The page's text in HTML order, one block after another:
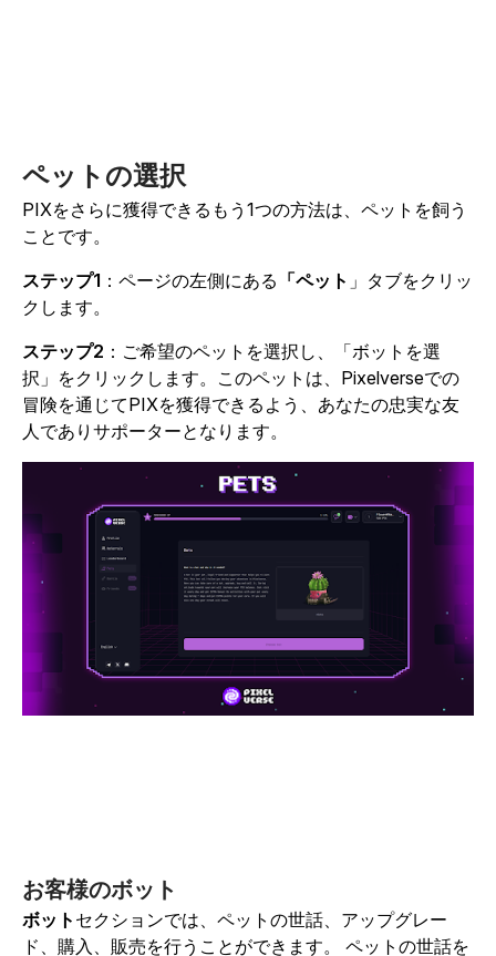
ペットの選択
PIXをさらに獲得できるもう1つの方法は、ペットを飼う
ことです。
ステップ1 ：ページの左側にある 「ペット 」タブをクリッ
クします。
ステップ2 ：ご希望のペットを選択し、「ボットを選
択」をクリックします。このペットは、Pixelverseでの
冒険を通じてPIXを獲得できるよう、あなたの忠実な友
人でありサポーターとなります。
お客様のボット
ボット セクションでは、ペットの世話、アップグレー
ド、購入、販売を行うことができます。
ペットの世話を